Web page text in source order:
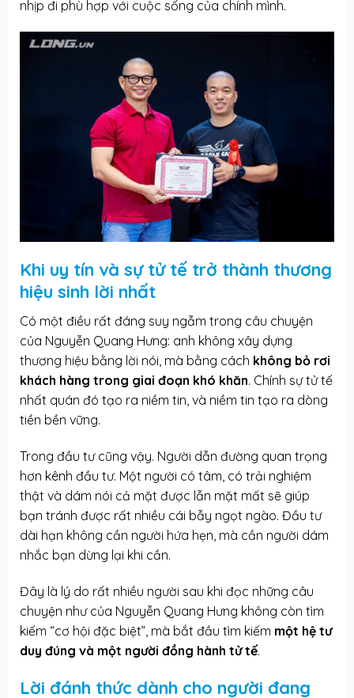
nhịp đi phù hợp với cuộc sống của chính mình.
Khi uy tín và sự tử tế trở thành thương
hiệu sinh lời nhất
Có một điều rất đáng suy ngẫm trong câu chuyện
của Nguyễn Quang Hưng: anh không xây dựng
thương hiệu bằng lời nói, mà bằng cách không bỏ rơi
khách hàng trong giai đoạn khó khăn. Chính sự tử tế
nhất quán đó tạo ra niềm tin, và niềm tin tạo ra dòng
tiền bền vững.
Trong đầu tư cũng vậy. Người dẫn đường quan trọng
hơn kênh đầu tư. Một người có tâm, có trải nghiệm
thật và dám nói cả mặt được lẫn mặt mất sẽ giúp
bạn tránh được rất nhiều cái bẫy ngọt ngào. Đầu tư
dài hạn không cần người hứa hẹn, mà cần người dám
nhắc bạn dừng lại khi cần.
Đây là lý do rất nhiều người sau khi đọc những câu
chuyện như của Nguyễn Quang Hưng không còn tìm
kiếm “cơ hội đặc biệt”, mà bắt đầu tìm kiếm một hệ tư
duy đúng và một người đồng hành tử tế.
Lời đánh thức dành cho người đang